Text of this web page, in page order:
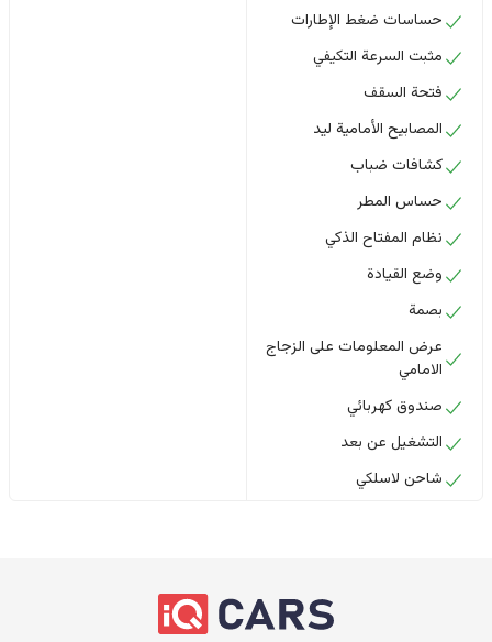
حساسات ضغط الإطارات
مثبت السرعة التكيفي
فتحة السقف
المصابيح الأمامية ليد
كشافات ضباب
حساس المطر
نظام المفتاح الذكي
وضع القيادة
بصمة
عرض المعلومات على الزجاج
الامامي
صندوق كهربائي
التشغيل عن بعد
شاحن لاسلكي